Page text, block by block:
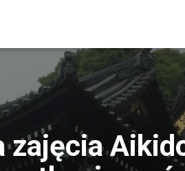
zajęcia